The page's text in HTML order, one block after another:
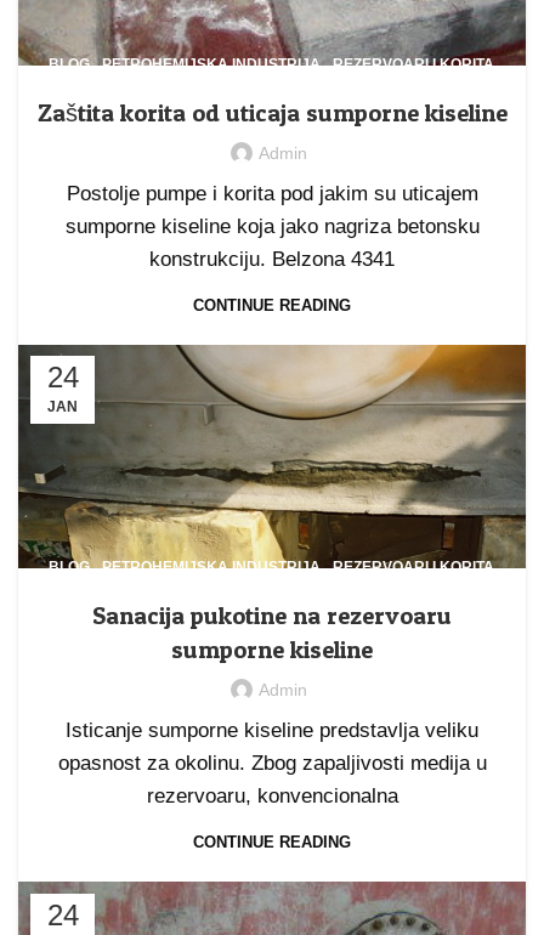
BLOG,PETROHEMIJSKA INDUSTRIJA,REZERVOARI I KORITA
Zaštita korita od uticaja sumporne kiseline
Admin
Postolje pumpe i korita pod jakim su uticajem
sumporne kiseline koja jako nagriza betonsku
konstrukciju. Belzona 4341
CONTINUE READING
24
JAN
BLOG,PETROHEMIJSKA INDUSTRIJA,REZERVOARI I KORITA
Sanacija pukotine na rezervoaru
sumporne kiseline
Admin
Isticanje sumporne kiseline predstavlja veliku
opasnost za okolinu. Zbog zapaljivosti medija u
rezervoaru, konvencionalna
CONTINUE READING
24